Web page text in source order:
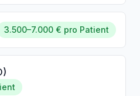
3.500–7.000 € pro Patient